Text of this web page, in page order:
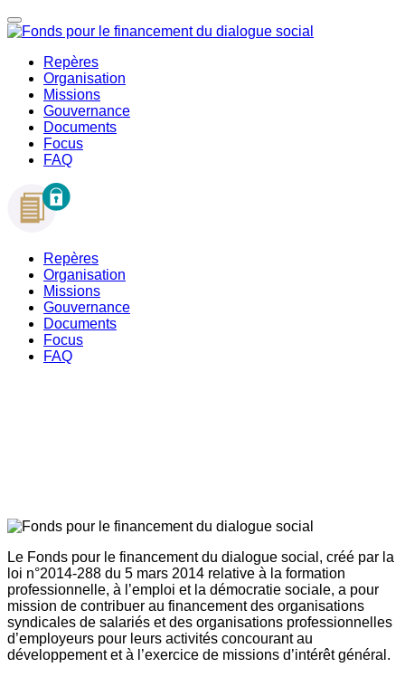
Repères
Organisation
Missions
Gouvernance
Documents
Focus
FAQ
Repères
Organisation
Missions
Gouvernance
Documents
Focus
FAQ
Le Fonds pour le financement du dialogue social, créé par la
loi n°2014-288 du 5 mars 2014 relative à la formation
professionnelle, à l’emploi et la démocratie sociale, a pour
mission de contribuer au financement des organisations
syndicales de salariés et des organisations professionnelles
d’employeurs pour leurs activités concourant au
développement et à l’exercice de missions d’intérêt général.